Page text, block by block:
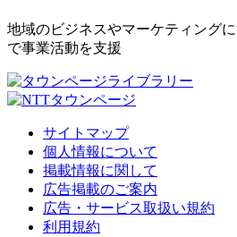
地域のビジネスやマーケティング
で事業活動を支援
サイトマップ
個人情報について
掲載情報に関して
広告掲載のご案内
広告・サービス取扱い規約
利用規約